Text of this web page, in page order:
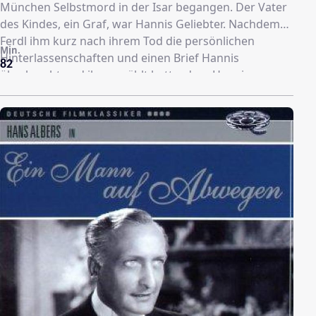
München Selbstmord in der Isar begangen. Der Vater
des Kindes, ein Graf, war Hannis Geliebter. Nachdem
Ferdl ihm kurz nach ihrem Tod die persönlichen
Hinterlassenschaften und einen Brief Hannis
überbracht und ihm erzählt hatte, dass Hanni
schwanger gewesen war, hat er ihn gefragt, ob er –
der Graf – denn der Vater gewesen sei. Ferdl schlug
ihn danach im Affekt, sodass der Graf fiel und starb.
Ferdl wird nun wegen Mordes gesucht, auch wenn
bald deutlich wird, dass der Graf schwer verletzt
überlebt hat.
82
Min.